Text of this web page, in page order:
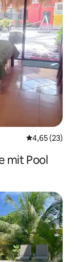
4,65 (23)
mit Pool